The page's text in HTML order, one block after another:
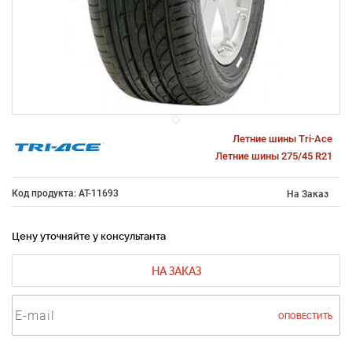
Летние шины Tri-Ace
Летние шины 275/45 R21
Код продукта: AT-11693 На Заказ
Цену уточняйте у консультанта
НА ЗАКАЗ
ОПОВЕСТИТЬ